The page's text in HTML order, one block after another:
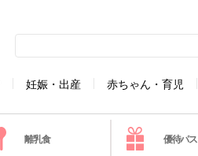
妊娠・出産 赤ちゃん・育児
離乳食 優待パス